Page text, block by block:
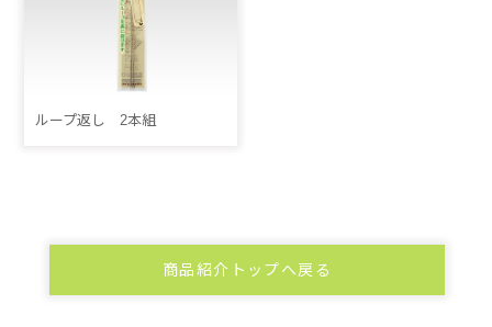
ループ返し 2本組
商品紹介トップへ戻る